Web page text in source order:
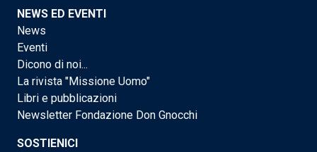
NEWS ED EVENTI
News
Eventi
Dicono di noi...
La rivista "Missione Uomo"
Libri e pubblicazioni
Newsletter Fondazione Don Gnocchi
SOSTIENICI